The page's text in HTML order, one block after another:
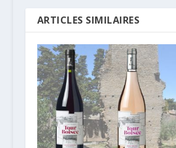
ARTICLES SIMILAIRES